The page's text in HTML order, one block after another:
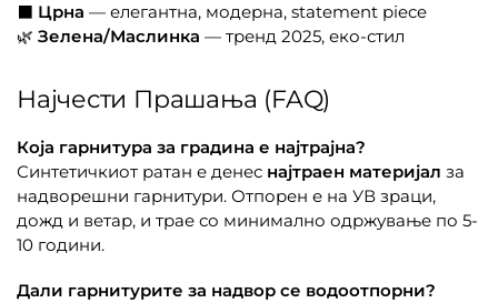
⬛ Црна — елегантна, модерна, statement piece
🌿 Зелена/Маслинка — тренд 2025, еко-стил
Најчести Прашања (FAQ)
Која гарнитура за градина е најтрајна?
Синтетичкиот ратан е денес најтраен материјал за
надворешни гарнитури. Отпорен е на УВ зраци,
дожд и ветар, и трае со минимално одржување по 5-
10 години.
Дали гарнитурите за надвор се водоотпорни?